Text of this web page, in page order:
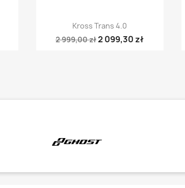
Szybki podgląd
Kross Trans 4.0
2 999,00 zł2 099,30 zł